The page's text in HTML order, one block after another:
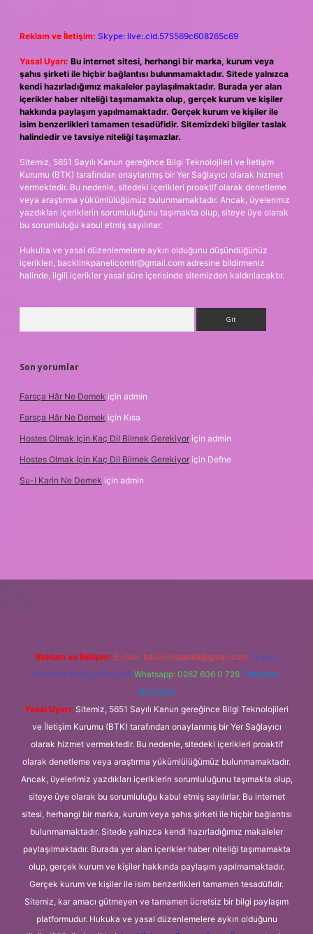
Reklam ve İletişim: Skype: live:.cid.575569c608265c69
Yasal Uyarı: Bu internet sitesi, herhangi bir marka, kurum veya
şahıs şirketi ile hiçbir bağlantısı bulunmamaktadır. Sitede yalnızca
kendi hazırladığımız makaleler paylaşılmaktadır. Burada yer alan
içerikler haber niteliği taşımamakta olup, gerçek kurum ve kişiler
hakkında paylaşım yapılmamaktadır. Gerçek kurum ve kişiler ile
isim benzerlikleri tamamen tesadüfidir. Sitemizdeki bilgiler taslak
halindedir ve tavsiye niteliği taşımazlar.
Sitemiz, 5651 Sayılı Kanun gereğince Bilgi Teknolojileri ve İletişim
Kurumu (BTK) tarafından onaylanmış bir Yer Sağlayıcı olarak hizmet
vermektedir. Bu nedenle, sitedeki içerikleri proaktif olarak denetleme
veya araştırma yükümlülüğümüz bulunmamaktadır. Ancak, üyelerimiz
yazdıkları içeriklerin sorumluluğunu taşımakta olup, siteye üye olarak
bu sorumluluğu kabul etmiş sayılırlar.
Hukuka ve yasal düzenlemelere aykırı olduğunu düşündüğünüz
içerikleri, backlinkpanelicomtr@gmail.com adresine bildirmeniz
halinde, ilgili içerikler yasal süre içerisinde sitemizden kaldırılacaktır.
Son yorumlar
Farsça Hâr Ne Demek için admin
Farsça Hâr Ne Demek için Kısa
Hostes Olmak Için Kaç Dil Bilmek Gerekiyor için admin
Hostes Olmak Için Kaç Dil Bilmek Gerekiyor için Defne
Su-I Karin Ne Demek için admin
Reklam ve İletişim: E-mail: backlinkpaneli@gmail.com Teams:
forumhizmeti@gmail.com Whatsapp: 0262 606 0 726 Telegram:
@karabul
Yasal Uyarı: Sitemiz, 5651 Sayılı Kanun gereğince Bilgi Teknolojileri
ve İletişim Kurumu (BTK) tarafından onaylanmış bir Yer Sağlayıcı
olarak hizmet vermektedir. Bu nedenle, sitedeki içerikleri proaktif
olarak denetleme veya araştırma yükümlülüğümüz bulunmamaktadır.
Ancak, üyelerimiz yazdıkları içeriklerin sorumluluğunu taşımakta olup,
siteye üye olarak bu sorumluluğu kabul etmiş sayılırlar. Bu internet
sitesi, herhangi bir marka, kurum veya şahıs şirketi ile hiçbir bağlantısı
bulunmamaktadır. Sitede yalnızca kendi hazırladığımız makaleler
paylaşılmaktadır. Burada yer alan içerikler haber niteliği taşımamakta
olup, gerçek kurum ve kişiler hakkında paylaşım yapılmamaktadır.
Gerçek kurum ve kişiler ile isim benzerlikleri tamamen tesadüfidir.
Sitemiz, kar amacı gütmeyen ve tamamen ücretsiz bir bilgi paylaşım
platformudur. Hukuka ve yasal düzenlemelere aykırı olduğunu